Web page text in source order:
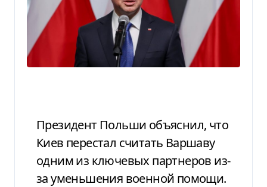
Президент Польши объяснил, что
Киев перестал считать Варшаву
одним из ключевых партнеров из-
за уменьшения военной помощи.